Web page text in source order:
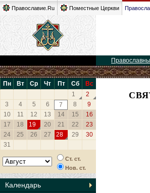
Православие.Ru Поместные Церкви
Пн Вт Ср Чт Пт Сб
Вс
1
2
3
4 5 6 7 8
9
10
11 12 13 14 15
16
17
18 19 20 21 22
23
24
25 26 27 28 29
30
31
Ст. ст.
Нов. ст.
Календарь